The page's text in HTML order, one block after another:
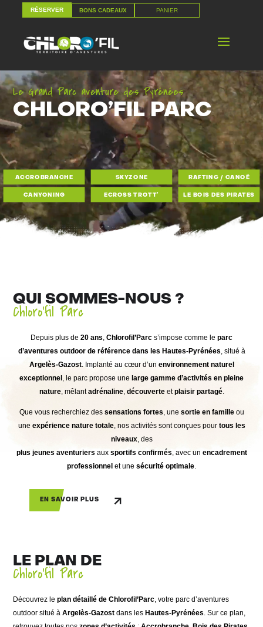
RÉSERVER BONS CADEAUX PANIER
RÉSERVER BONS CADEAUX PANIER
Le Grand Parc aventure des Pyrénées
CHLORO’FIL PARC
ACCROBRANCHE SKYZONE RAFTING / CANOË
CANYONING ECROSS TROTT’ LE BOIS DES PIRATES
QUI SOMMES-NOUS ?
Chloro'fil Parc
Depuis plus de 20 ans Chlorofil’Parc s’impose comme le parc
d’aventures outdoor de référence dans les Hautes-Pyrénées , situé à
Argelès-Gazost. Implanté au cœur d’un environnement naturel
exceptionnel , le parc propose une large gamme d’activités en pleine
nature, mêlantadrénaline, découverteetplaisir partagé.
Que vous recherchiez des sensations fortes , une sortie en familleou
une expérience nature totale, nos activités sont conçues pour tous les
niveaux, des
plus jeunes aventuriers aux sportifs confirmés , avec un encadrement
professionnel et une sécurité optimale
EN SAVOIR PLUS
LE PLAN DE
Chloro’fil Parc
Découvrez leplan détaillé de Chlorofil’Parc , votre parc d’aventures
outdoor situé àArgelès-Gazost dans lesHautes-Pyrénées . Sur ce plan,